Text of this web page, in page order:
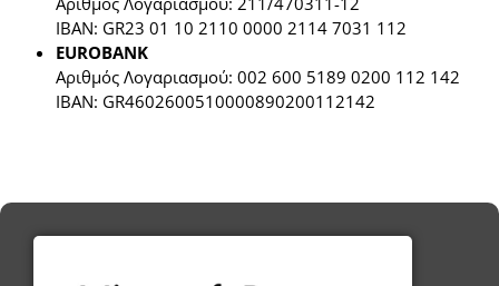
IBAN: GR23 01 10 2110 0000 2114 7031 112
EUROBANK
Αριθμός Λογαριασμού: 002 600 5189 0200 112 142
IBAN: GR4602600510000890200112142